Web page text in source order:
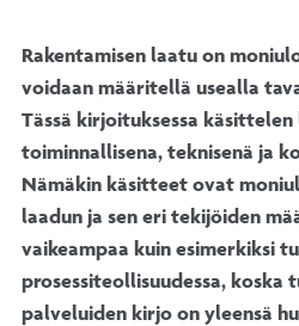
Rakentamisen laatu on
voidaan määritellä usealla
Tässä kirjoituksessa
toiminnallisena, teknisenä ja
Nämäkin käsitteet ovat
laadun ja sen eri tekijöiden
vaikeampaa kuin esimerkiksi
prosessiteollisuudessa, koska
palveluiden kirjo on yleensä